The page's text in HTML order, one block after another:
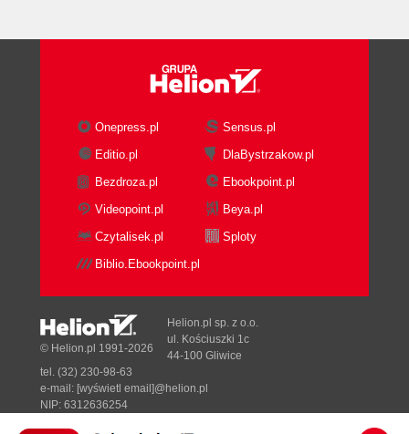
Onepress.pl
Sensus.pl
Editio.pl
DlaBystrzakow.pl
Bezdroza.pl
Ebookpoint.pl
Videopoint.pl
Beya.pl
Czytalisek.pl
Sploty
Biblio.Ebookpoint.pl
© Helion.pl 1991-2026
Helion.pl sp. z o.o.
ul. Kościuszki 1c
44-100 Gliwice
tel. (32) 230-98-63
e-mail: [wyświetl email]@helion.pl
NIP: 6312636254